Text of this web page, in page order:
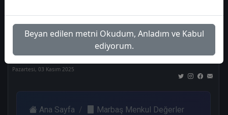
2
Pazartesi, 03 Kasım 2025
Ana Sayfa
Marbaş Menkul Değerler
Beyan edilen metni Okudum, Anladım ve Kabul
ediyorum.